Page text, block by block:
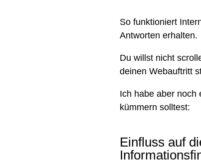
So funktioniert
Antworten erhalten.
Du willst nicht
deinen Webauftritt
Ich habe aber noch
kümmern solltest:
Einfluss auf